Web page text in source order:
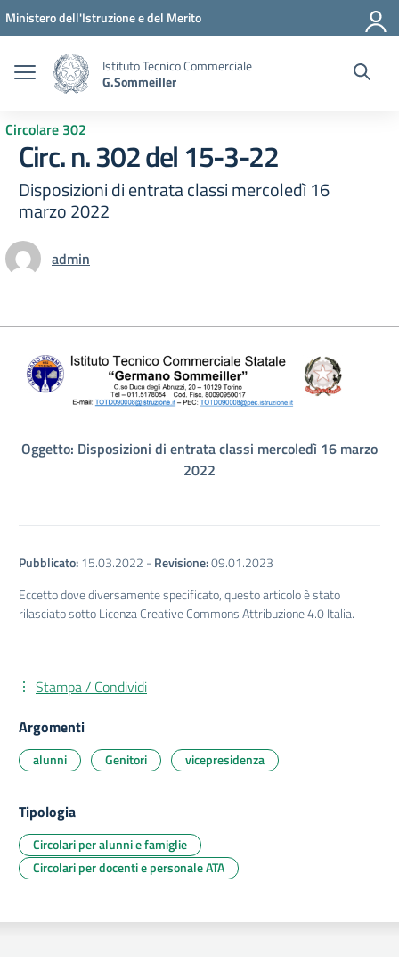
Vai ai contenuti
Vai al menu di navigazione
Vai al footer
Ministero dell'Istruzione e del Merito
Istituto Tecnico Commerciale
G.Sommeiller
Circolare 302
Circ. n. 302 del 15-3-22
Disposizioni di entrata classi mercoledì 16
marzo 2022
admin
Oggetto: Disposizioni di entrata classi mercoledì 16 marzo
2022
Pubblicato:15.03.2022 -Revisione:09.01.2023
Eccetto dove diversamente specificato, questo articolo è stato
rilasciato sotto Licenza Creative Commons Attribuzione 4.0 Italia.
Stampa / Condividi
Argomenti
alunni Genitori vicepresidenza
Tipologia
Circolari per alunni e famiglie
Circolari per docenti e personale ATA